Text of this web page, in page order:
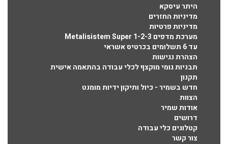
היתר עיסקא
מדיניות החזרים
מדיניות פרטיות
מערכת מדפים Metalisistem Super 1-2-3
עד 6 תשלומים בכרטיס אשראי
הצהרת נגישות
תבניות גומי מוקצף לכלי עבודה בהתאמה אישית
תקנון
חדש בשמיר - כיול ותיקון ידיות מומנט
הצוות
אודות שמיר
דרושים
קטלוגים כלי עבודה
צור קשר